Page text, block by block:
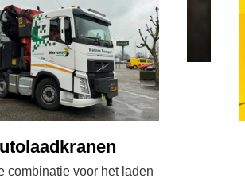
combinatie voor het laden